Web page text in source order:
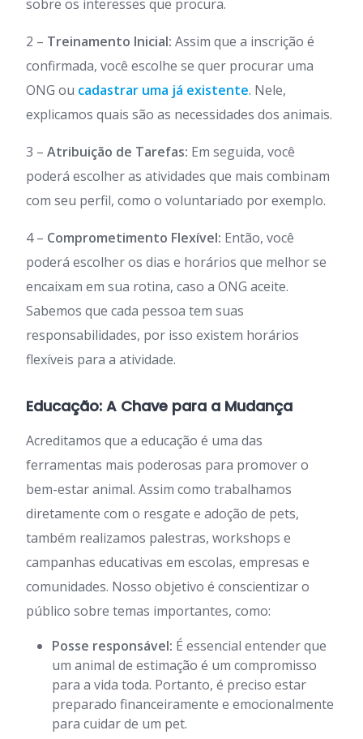
sobre os interesses que procura.
2 – Treinamento Inicial: Assim que a inscrição é
confirmada, você escolhe se quer procurar uma
ONG ou cadastrar uma já existente. Nele,
explicamos quais são as necessidades dos animais.
3 – Atribuição de Tarefas: Em seguida, você
poderá escolher as atividades que mais combinam
com seu perfil, como o voluntariado por exemplo.
4 – Comprometimento Flexível: Então, você
poderá escolher os dias e horários que melhor se
encaixam em sua rotina, caso a ONG aceite.
Sabemos que cada pessoa tem suas
responsabilidades, por isso existem horários
flexíveis para a atividade.
Educação: A Chave para a Mudança
Acreditamos que a educação é uma das
ferramentas mais poderosas para promover o
bem-estar animal. Assim como trabalhamos
diretamente com o resgate e adoção de pets,
também realizamos palestras, workshops e
campanhas educativas em escolas, empresas e
comunidades. Nosso objetivo é conscientizar o
público sobre temas importantes, como:
Posse responsável: É essencial entender que
um animal de estimação é um compromisso
para a vida toda. Portanto, é preciso estar
preparado financeiramente e emocionalmente
para cuidar de um pet.